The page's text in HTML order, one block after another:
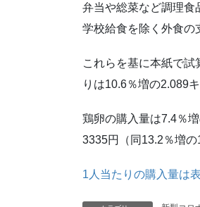
弁当や総菜など調理食
学校給食を除く外食の
これらを基に本紙で
りは10.6％増の2.089
鶏卵の購入量は7.4％
3335円（同13.2％増の
1人当たりの購入量は